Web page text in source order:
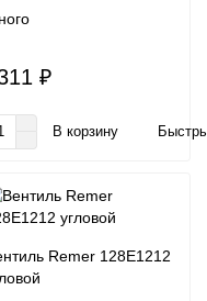
₽
В корзину
Remer 128E1212